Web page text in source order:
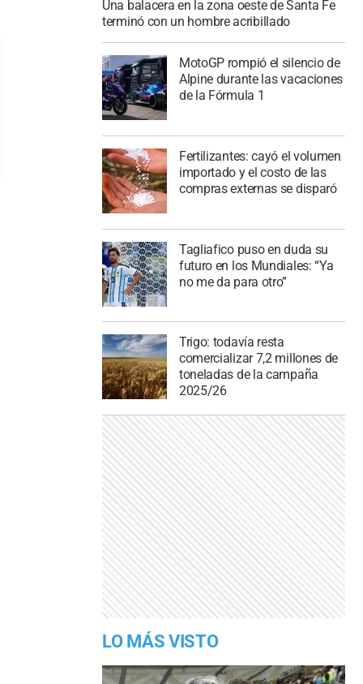
Una balacera en la zona oeste de Santa Fe
terminó con un hombre acribillado
MotoGP rompió el silencio de
Alpine durante las vacaciones
de la Fórmula 1
Fertilizantes: cayó el volumen
importado y el costo de las
compras externas se disparó
Tagliafico puso en duda su
futuro en los Mundiales: “Ya
no me da para otro”
Trigo: todavía resta
comercializar 7,2 millones de
toneladas de la campaña
2025/26
LO MÁS VISTO